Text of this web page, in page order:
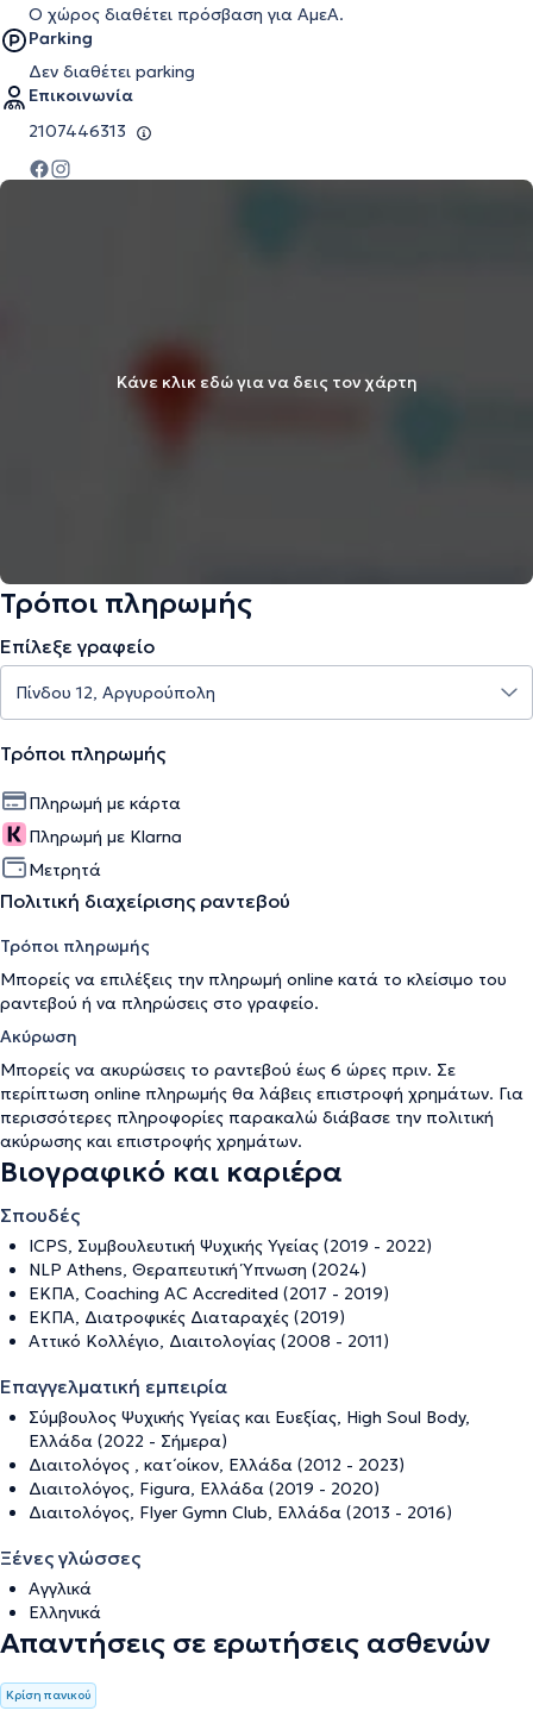
Ο χώρος διαθέτει πρόσβαση για ΑμεΑ.
Parking
Δεν διαθέτει parking
Επικοινωνία
2107446313
Κάνε κλικ εδώ για να δεις τον χάρτη
Τρόποι πληρωμής
Επίλεξε γραφείο
Τρόποι πληρωμής
Πληρωμή με κάρτα
Πληρωμή με Klarna
Μετρητά
Πολιτική διαχείρισης ραντεβού
Τρόποι πληρωμής
Μπορείς να επιλέξεις την πληρωμή online κατά το κλείσιμο του
ραντεβού ή να πληρώσεις στο γραφείο.
Ακύρωση
Μπορείς να ακυρώσεις το ραντεβού έως 6 ώρες πριν. Σε
περίπτωση online πληρωμής θα λάβεις επιστροφή χρημάτων. Για
περισσότερες πληροφορίες παρακαλώ διάβασε την πολιτική
ακύρωσης και επιστροφής χρημάτων.
Βιογραφικό και καριέρα
Σπουδές
ICPS, Συμβουλευτική Ψυχικής Υγείας (2019 - 2022)
NLP Athens, Θεραπευτική Ύπνωση (2024)
ΕΚΠΑ, Coaching ΑC Accredited (2017 - 2019)
ΕΚΠΑ, Διατροφικές Διαταραχές (2019)
Αττικό Κολλέγιο, Διαιτολογίας (2008 - 2011)
Επαγγελματική εμπειρία
Σύμβουλος Ψυχικής Υγείας και Ευεξίας, High Soul Body,
Ελλάδα (2022 - Σήμερα)
Διαιτολόγος , κατ΄οίκον, Ελλάδα (2012 - 2023)
Διαιτολόγος, Figura, Ελλάδα (2019 - 2020)
Διαιτολόγος, Flyer Gymn Club, Ελλάδα (2013 - 2016)
Ξένες γλώσσες
Αγγλικά
Ελληνικά
Απαντήσεις σε ερωτήσεις ασθενών
Κρίση πανικού